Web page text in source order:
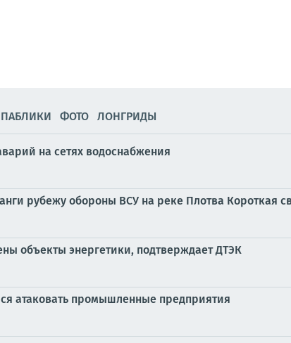
ПАБЛИКИ ФОТО ЛОНГРИДЫ
на сетях водоснабжения
рубежу обороны ВСУ на реке Плотва Короткая
объекты энергетики, подтверждает ДТЭК
атаковать промышленные предприятия